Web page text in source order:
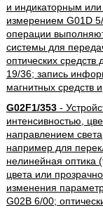
и индикаторным
измерением G01D
операции
системы для
оптических средств
19/36; запись
магнитных средств и
G02F1/353-
интенсивностью,
направлением
например для
нелинейная оптика
цвета или
изменения
G02B 6/00;